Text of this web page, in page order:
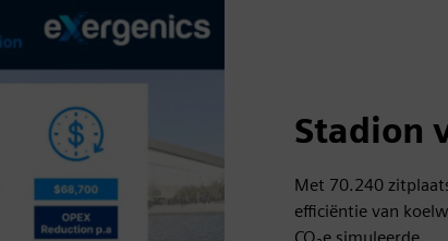
Stadion
Met 70.240
efficiëntie van